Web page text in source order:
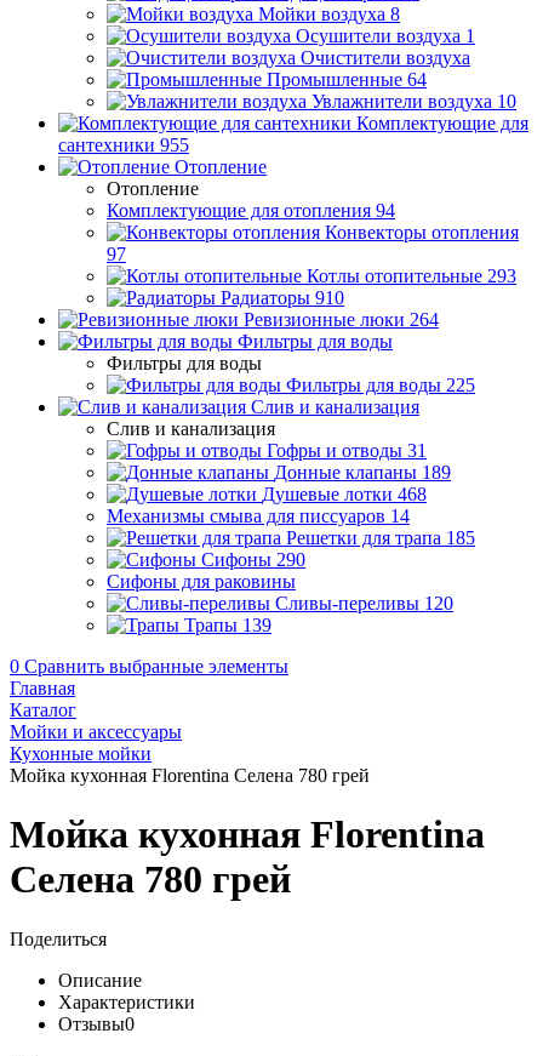
Мойки воздуха 8
Осушители воздуха 1
Очистители воздуха
Промышленные 64
Увлажнители воздуха 10
Комплектующие для
сантехники 955
Отопление
Отопление
Комплектующие для отопления 94
Конвекторы отопления
97
Котлы отопительные 293
Радиаторы 910
Ревизионные люки 264
Фильтры для воды
Фильтры для воды
Фильтры для воды 225
Слив и канализация
Слив и канализация
Гофры и отводы 31
Донные клапаны 189
Душевые лотки 468
Механизмы смыва для писсуаров 14
Решетки для трапа 185
Сифоны 290
Сифоны для раковины
Сливы-переливы 120
Трапы 139
0 Сравнить выбранные элементы
Главная
Каталог
Мойки и аксессуары
Кухонные мойки
Мойка кухонная Florentina Селена 780 грей
Мойка кухонная Florentina
Селена 780 грей
Поделиться
Описание
Характеристики
Отзывы0